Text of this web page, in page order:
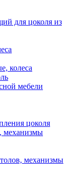
для цоколя из
колеса
мебели
цоколя
механизмы
механизмы